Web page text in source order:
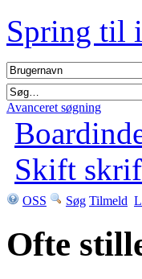
Spring til
Avanceret søgning
Skift
OSS Søg Tilmeld
Ofte